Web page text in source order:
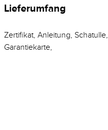
Lieferumfang
Zertifikat, Anleitung, Schatulle,
Garantiekarte,